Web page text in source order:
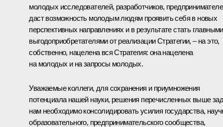
молодых исследователей, разработчиков,
даст возможность молодым людям проявить себя в новых
перспективных направлениях и в результате стать главными
выгодоприобретателями от реализации Стратегии, – на это,
собственно, нацелена вся Стратегия: она нацелена
на молодых и на запросы молодых.
Уважаемые коллеги, для сохранения и приумножения
потенциала нашей науки, решения перечисленных выше
нам необходимо консолидировать усилия государства,
образовательного, предпринимательского сообщества,